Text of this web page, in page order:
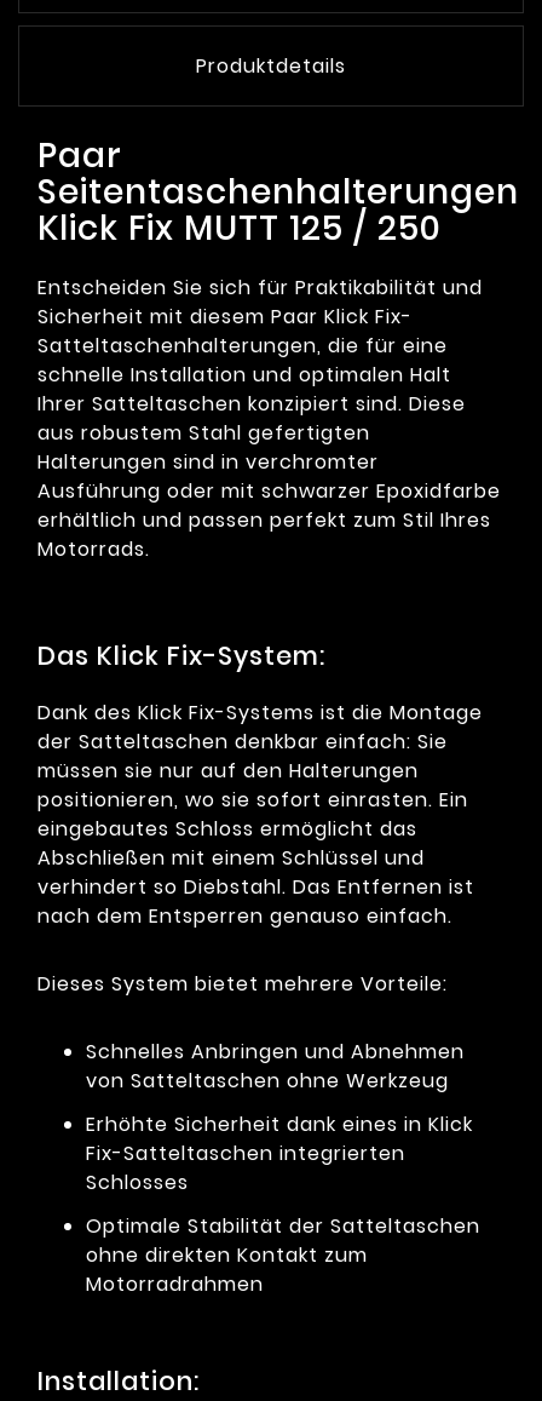
Produktdetails
Paar
Seitentaschenhalterungen
Klick Fix MUTT 125 / 250
Entscheiden Sie sich für Praktikabilität und
Sicherheit mit diesem Paar Klick Fix-
Satteltaschenhalterungen, die für eine
schnelle Installation und optimalen Halt
Ihrer Satteltaschen konzipiert sind. Diese
aus robustem Stahl gefertigten
Halterungen sind in verchromter
Ausführung oder mit schwarzer Epoxidfarbe
erhältlich und passen perfekt zum Stil Ihres
Motorrads.
Das Klick Fix-System:
Dank des Klick Fix-Systems ist die Montage
der Satteltaschen denkbar einfach: Sie
müssen sie nur auf den Halterungen
positionieren, wo sie sofort einrasten. Ein
eingebautes Schloss ermöglicht das
Abschließen mit einem Schlüssel und
verhindert so Diebstahl. Das Entfernen ist
nach dem Entsperren genauso einfach.
Dieses System bietet mehrere Vorteile:
Schnelles Anbringen und Abnehmen
von Satteltaschen ohne Werkzeug
Erhöhte Sicherheit dank eines in Klick
Fix-Satteltaschen integrierten
Schlosses
Optimale Stabilität der Satteltaschen
ohne direkten Kontakt zum
Motorradrahmen
Installation: